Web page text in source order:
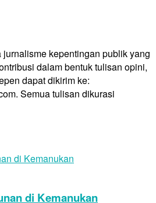
kepentingan publik yang
dalam bentuk tulisan opini,
dapat dikirim ke:
Semua tulisan dikurasi
di Kemanukan